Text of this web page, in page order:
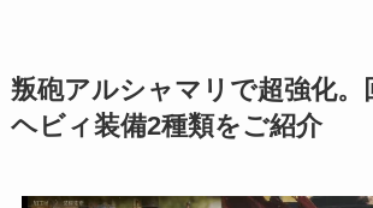
叛砲アルシャマリで超強化。
ヘビィ装備2種類をご紹介